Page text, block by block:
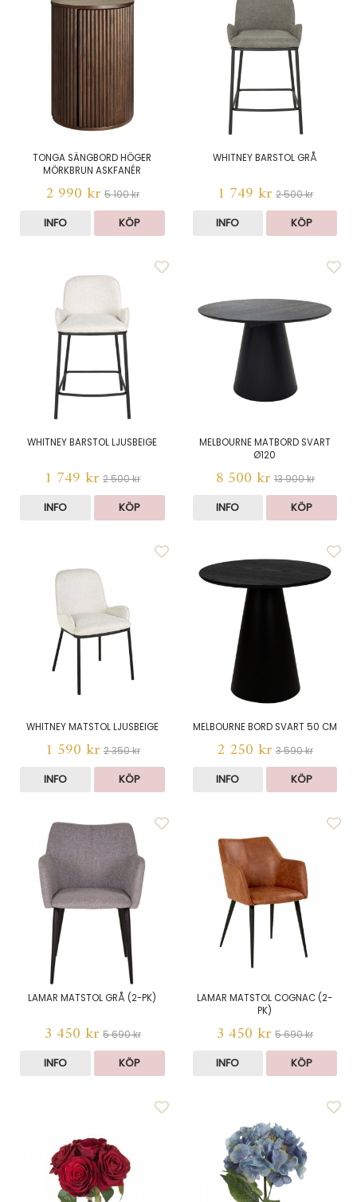
TONGA SÄNGBORD HÖGER
MÖRKBRUN ASKFANÉR
2 990 kr 5 100 kr
INFO KÖP
WHITNEY BARSTOL GRÅ
1 749 kr 2 500 kr
INFO KÖP
WHITNEY BARSTOL LJUSBEIGE
1 749 kr 2 500 kr
INFO KÖP
MELBOURNE MATBORD SVART
Ø120
8 500 kr 13 900 kr
INFO KÖP
WHITNEY MATSTOL LJUSBEIGE
1 590 kr 2 350 kr
INFO KÖP
MELBOURNE BORD SVART 50 CM
2 250 kr 3 590 kr
INFO KÖP
LAMAR MATSTOL GRÅ (2-PK)
3 450 kr 5 690 kr
INFO KÖP
LAMAR MATSTOL COGNAC (2-
PK)
3 450 kr 5 690 kr
INFO KÖP